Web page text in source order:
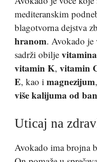
mediteranskim
blagotvorna dejstva
hranom. Avokado je
sadrži obilje
vitamin K, vitamin
E, kao i magnezijum,
više kalijuma od
Uticaj na
Avokado ima brojna